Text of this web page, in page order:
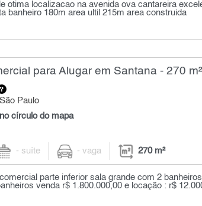
otima localizacao na avenida ova cantareira
banheiro 180m area ultil 215m area construida
para Alugar em Santana - 270 m²
Paulo
círculo do mapa
- suíte - vaga 270 m²
parte inferior sala grande com 2
venda r$ 1.800.000,00 e locação : r$